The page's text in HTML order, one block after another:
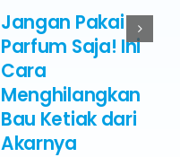
Jangan Pakai
Parfum Saja! Ini
Cara
Menghilangkan
Bau Ketiak dari
Akarnya